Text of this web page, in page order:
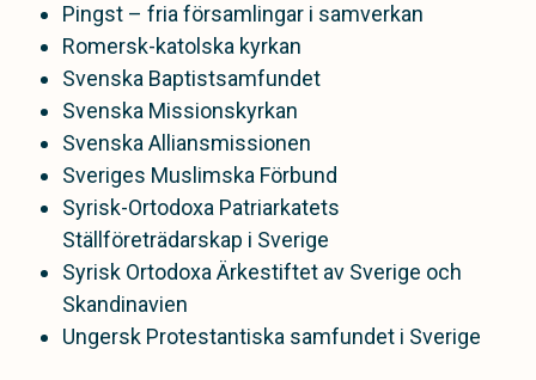
Pingst – fria församlingar i samverkan
Romersk-katolska kyrkan
Svenska Baptistsamfundet
Svenska Missionskyrkan
Svenska Alliansmissionen
Sveriges Muslimska Förbund
Syrisk-Ortodoxa Patriarkatets
Ställföreträdarskap i Sverige
Syrisk Ortodoxa Ärkestiftet av Sverige och
Skandinavien
Ungersk Protestantiska samfundet i Sverige